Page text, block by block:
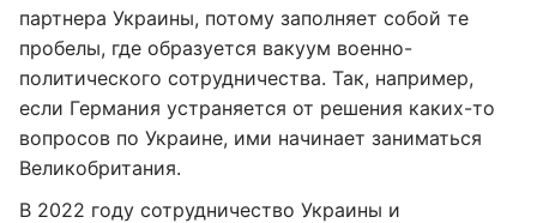
партнера Украины, потому заполняет собой те
пробелы, где образуется вакуум военно-
политического сотрудничества. Так, например,
если Германия устраняется от решения каких-то
вопросов по Украине, ими начинает заниматься
Великобритания.
В 2022 году сотрудничество Украины и